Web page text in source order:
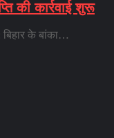
की कार्रवाई शुरू
बिहार के बांका…